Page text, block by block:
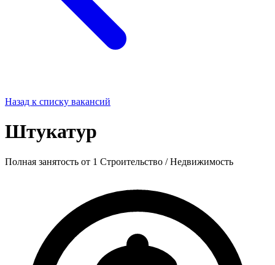
Назад к списку вакансий
Штукатур
Полная занятость от 1 Строительство / Недвижимость